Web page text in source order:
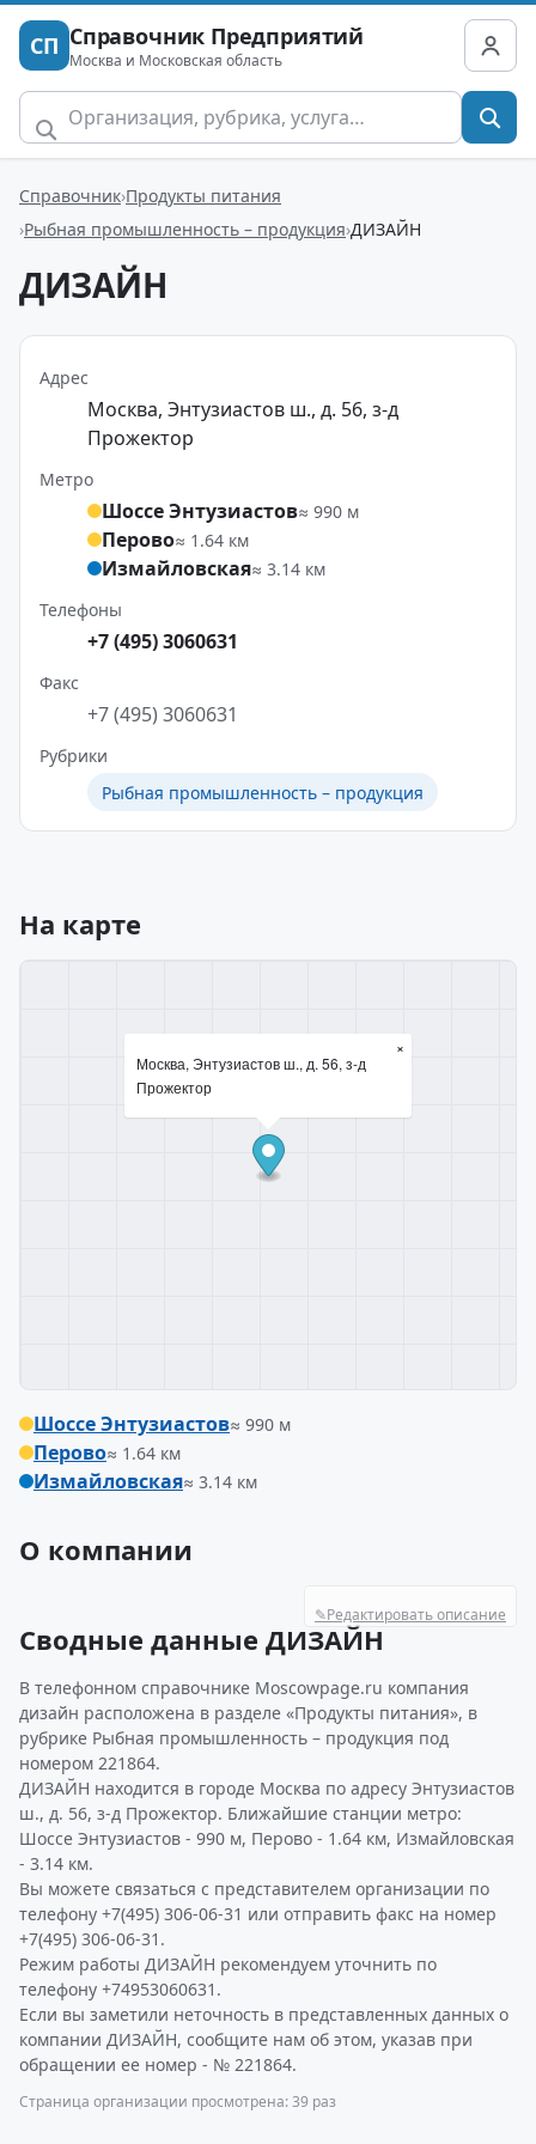
СП Справочник Предприятий
Москва и Московская область
Справочник Продукты питания
Рыбная промышленность – продукция ДИЗАЙН
ДИЗАЙН
Адрес
Москва, Энтузиастов ш., д. 56, з-д
Прожектор
Метро
Шоссе Энтузиастов≈ 990 м
Перово≈ 1.64 км
Измайловская≈ 3.14 км
Телефоны
+7 (495) 3060631
Факс
+7 (495) 3060631
Рубрики
Рыбная промышленность – продукция
На карте
Москва, Энтузиастов ш., д. 56, з-д
Прожектор
×
Шоссе Энтузиастов≈ 990 м
Перово≈ 1.64 км
Измайловская≈ 3.14 км
О компании
✎Редактировать описание
Сводные данные ДИЗАЙН
В телефонном справочнике Moscowpage.ru компания
дизайн расположена в разделе «Продукты питания», в
рубрике Рыбная промышленность – продукция под
номером 221864.
ДИЗАЙН находится в городе Москва по адресу Энтузиастов
ш., д. 56, з-д Прожектор. Ближайшие станции метро:
Шоссе Энтузиастов - 990 м, Перово - 1.64 км, Измайловская
- 3.14 км.
Вы можете связаться с представителем организации по
телефону +7(495) 306-06-31 или отправить факс на номер
+7(495) 306-06-31.
Режим работы ДИЗАЙН рекомендуем уточнить по
телефону +74953060631.
Если вы заметили неточность в представленных данных о
компании ДИЗАЙН, сообщите нам об этом, указав при
обращении ее номер - № 221864.
Страница организации просмотрена: 39 раз